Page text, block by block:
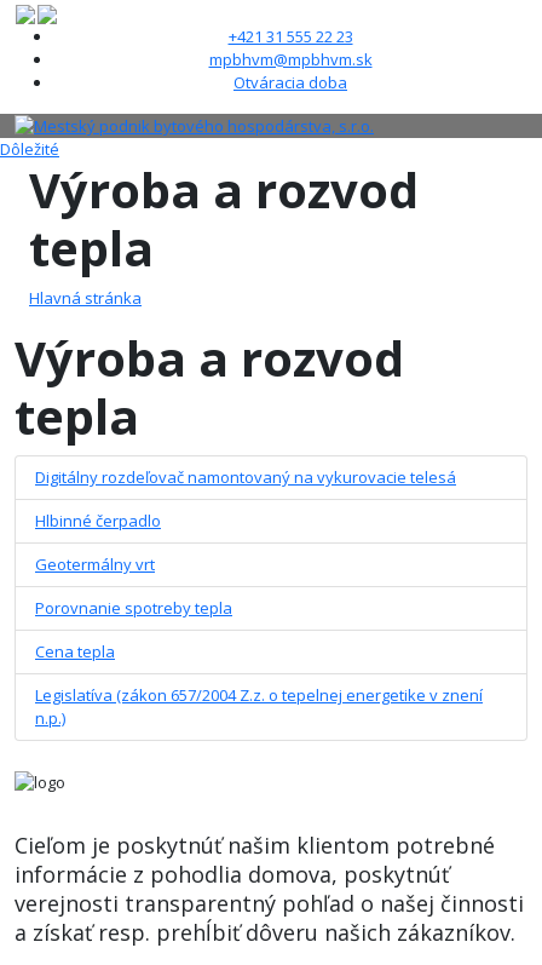
+421 31 555 22 23
mpbhvm@mpbhvm.sk
Otváracia doba
Dôležité
Výroba a rozvod
tepla
Hlavná stránka
Výroba a rozvod
tepla
Digitálny rozdeľovač namontovaný na vykurovacie telesá
Hlbinné čerpadlo
Geotermálny vrt
Porovnanie spotreby tepla
Cena tepla
Legislatíva (zákon 657/2004 Z.z. o tepelnej energetike v znení
n.p.)
Cieľom je poskytnúť našim klientom potrebné
informácie z pohodlia domova, poskytnúť
verejnosti transparentný pohľad o našej činnosti
a získať resp. prehĺbiť dôveru našich zákazníkov.